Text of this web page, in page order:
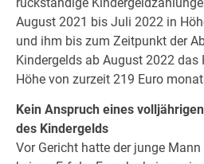
August 2021 bis Juli 2022 in
und ihm bis zum Zeitpunkt der
Kindergelds ab August 2022
Höhe von zurzeit 219 Euro
Kein Anspruch eines
des Kindergelds
Vor Gericht hatte der junge